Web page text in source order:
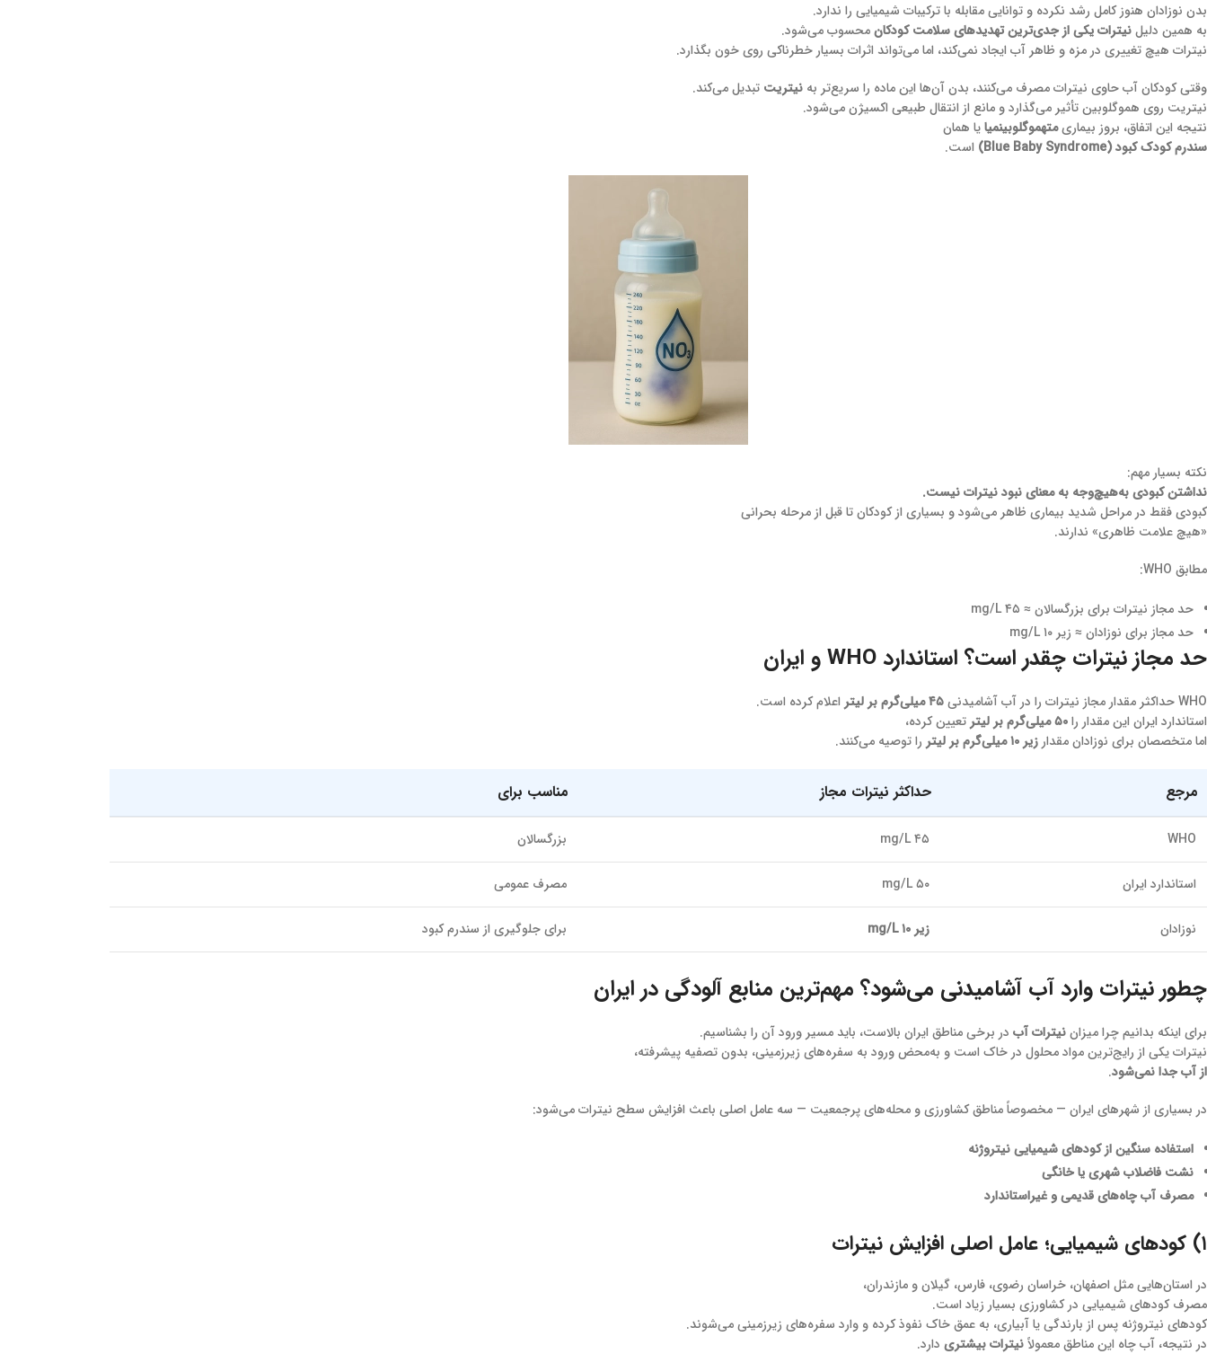
بدن نوزادان هنوز کامل رشد نکرده و توانایی مقابله با ترکیبات شیمیایی را ندارد.
به همین دلیلنیترات یکی از جدی‌ترین تهدیدهای سلامت کودکانمحسوب می‌شود.
نیترات هیچ تغییری در مزه و ظاهر آب ایجاد نمی‌کند، اما می‌تواند اثرات بسیار خطرناکی روی خون بگذارد.
وقتی کودکان آب حاوی نیترات مصرف می‌کنند، بدن آن‌ها این ماده را سریع‌تر به نیتریت تبدیل می‌کند.
نیتریت روی هموگلوبین تأثیر می‌گذارد و مانع از انتقال طبیعی اکسیژن می‌شود.
نتیجه این اتفاق، بروز بیماریمتهموگلوبینمیایا همان
سندرم کودک کبود (Blue Baby Syndrome)
است.
نکته بسیار مهم:
نداشتن کبودی به‌هیچ‌وجه به معنای نبود نیترات نیست.
کبودی فقط در مراحل شدید بیماری ظاهر می‌شود و بسیاری از کودکان تا قبل از مرحله بحرانی
«هیچ علامت ظاهری» ندارند.
مطابق WHO:
حد مجاز نیترات برای بزرگسالان ≈ ۴۵ mg/L
حد مجاز برای نوزادان ≈ زیر ۱۰ mg/L
حد مجاز نیترات چقدر است؟ استاندارد WHO و ایران
WHO حداکثر مقدار مجاز نیترات را در آب آشامیدنی ۴۵ میلی‌گرم بر لیتر
اعلام کرده است.
استاندارد ایران این مقدار را۵۰ میلی‌گرم بر لیتر
تعیین کرده،
اما متخصصان برای نوزادان مقدار زیر ۱۰ میلی‌گرم بر لیتر را توصیه می‌کنند.
مرجع حداکثر نیترات مجاز مناسب برای
WHO ۴۵ mg/L بزرگسالان
استاندارد ایران ۵۰ mg/L مصرف عمومی
نوزادان زیر ۱۰ mg/L برای جلوگیری از سندرم کبود
چطور نیترات وارد آب آشامیدنی می‌شود؟ مهم‌ترین منابع آلودگی در ایران
برای اینکه بدانیم چرا میزاننیترات آب در برخی مناطق ایران بالاست، باید مسیر ورود آن را بشناسیم.
نیترات یکی از رایج‌ترین مواد محلول در خاک است و به‌محض ورود به سفره‌های زیرزمینی، بدون تصفیه پیشرفته،
از آب جدا نمی‌شود.
در بسیاری از شهرهای ایران — مخصوصاً مناطق کشاورزی و محله‌های پرجمعیت — سه عامل اصلی باعث افزایش سطح نیترات می‌شود:
استفاده سنگین از کودهای شیمیایی نیتروژنه
نشت فاضلاب شهری یا خانگی
مصرف آب چاه‌های قدیمی و غیراستاندارد
۱) کودهای شیمیایی؛ عامل اصلی افزایش نیترات
در استان‌هایی مثل اصفهان، خراسان رضوی، فارس، گیلان و مازندران،
مصرف کودهای شیمیایی در کشاورزی بسیار زیاد است.
کودهای نیتروژنه پس از بارندگی یا آبیاری، به عمق خاک نفوذ کرده و وارد سفره‌های زیرزمینی می‌شوند.
در نتیجه، آب چاه این مناطق معمولاًنیترات بیشتری دارد.